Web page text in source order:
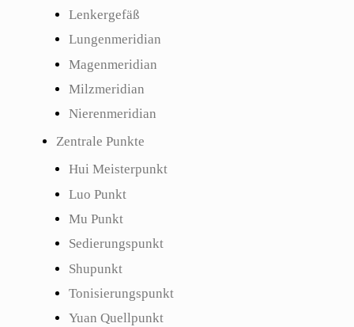
Lenkergefäß
Lungenmeridian
Magenmeridian
Milzmeridian
Nierenmeridian
Zentrale Punkte
Hui Meisterpunkt
Luo Punkt
Mu Punkt
Sedierungspunkt
Shupunkt
Tonisierungspunkt
Yuan Quellpunkt